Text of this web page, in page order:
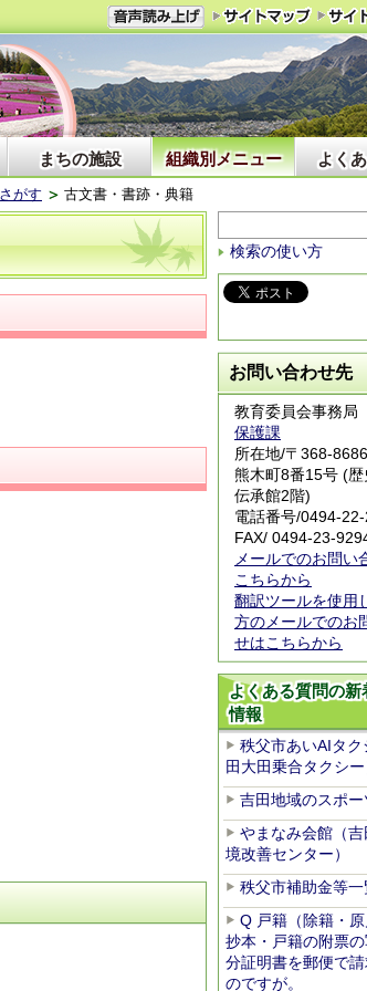
まちの施設 組織別メニュー よく
がす 古文書・書跡・典籍
検索の使い方
お問い合わせ先
教育委員会事務局
保護課
所在地/〒368-
熊木町8番15号 (歴
伝承館2階)
電話番号/0494-22-
FAX/ 0494-23-
メールでのお問い
こちらから
翻訳ツールを使用
方のメールでのお
せはこちらから
よくある質問の新
情報
秩父市あいAIタク
田大田乗合タクシー
吉田地域のスポー
やまなみ会館（
境改善センター）
秩父市補助金等一
Q 戸籍（除籍・
抄本・戸籍の附票
分証明書を郵便で
のですが。